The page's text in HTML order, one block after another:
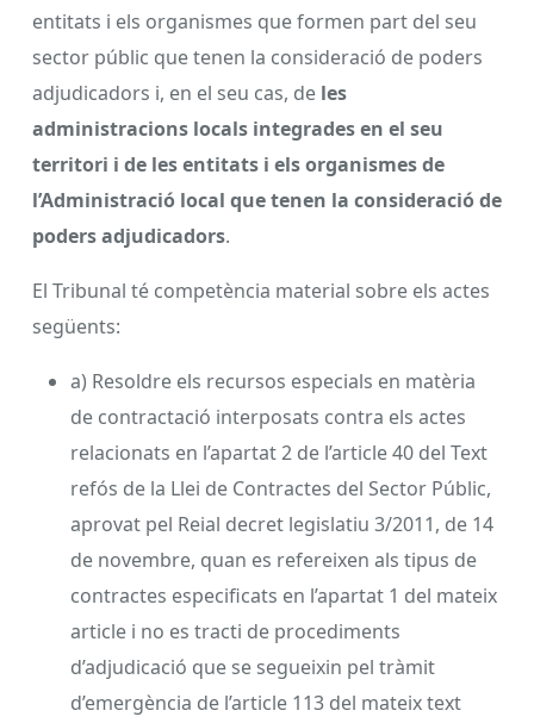
entitats i els organismes que formen part del seu
sector públic que tenen la consideració de poders
adjudicadors i, en el seu cas, de les
administracions locals integrades en el seu
territori i de les entitats i els organismes de
l’Administració local que tenen la consideració de
poders adjudicadors.
El Tribunal té competència material sobre els actes
següents:
a) Resoldre els recursos especials en matèria
de contractació interposats contra els actes
relacionats en l’apartat 2 de l’article 40 del Text
refós de la Llei de Contractes del Sector Públic,
aprovat pel Reial decret legislatiu 3/2011, de 14
de novembre, quan es refereixen als tipus de
contractes especificats en l’apartat 1 del mateix
article i no es tracti de procediments
d’adjudicació que se segueixin pel tràmit
d’emergència de l’article 113 del mateix text